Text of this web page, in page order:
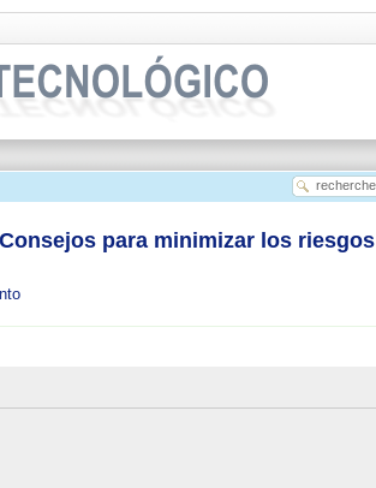
para minimizar los riesgos